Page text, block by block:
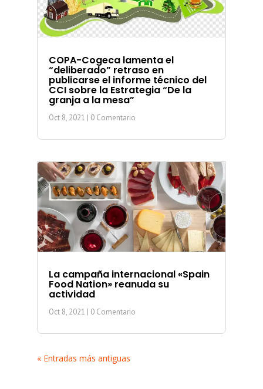
COPA-Cogeca lamenta el
“deliberado” retraso en
publicarse el informe técnico del
CCI sobre la Estrategia “De la
granja a la mesa”
Oct 8, 2021 | 0 Comentario
La campaña internacional «Spain
Food Nation» reanuda su
actividad
Oct 8, 2021 | 0 Comentario
« Entradas más antiguas